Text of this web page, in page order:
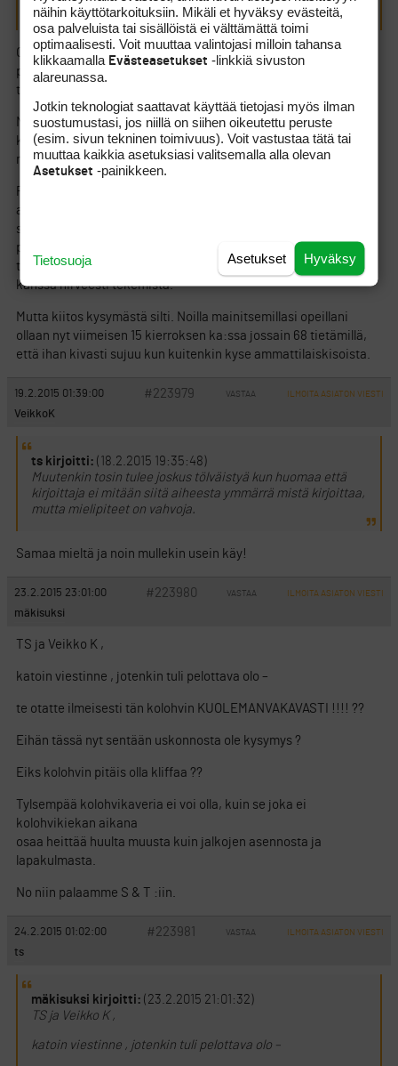
siitä vaan.
Onhan se varmaan joskus, mutta esim nyt ei ollut sinne
päinkään. Pahoittelut vaan että oikaisin totaalisen
tietämättömyytesi asiassa.
Muutenkin tosin tulee joskus tölväistyä kun huomaa että
kirjoittaja ei mitään siitä aiheesta ymmärrä mistä kirjoittaa,
mutta mielipiteet on vahvoja.
Pahimmillaan joku vanha ihminen saattaa jo sotkea totaalisesti
aisoita, kuten vaikkapa jonkun mittalaitteen ja sitten insinöörin
suunnitteleman uuden swingin, jolla ei kukaan pysty hyvin
pelaamaan. Pahimmillaan sotkee sitten vielä S&T:n tuohon
tönkköjalkaiseen vasaraswingiin, jolla silläkään ei ole golfin
kanssa hirveesti tekemistä.
Mutta kiitos kysymästä silti. Noilla mainitsemillasi opeillani
ollaan nyt viimeisen 15 kierroksen ka:ssa jossain 68 tietämillä,
että ihan kivasti sujuu kun kuitenkin kyse ammattilaiskisoista.
19.2.2015 01:39:00 #223979 VASTAA ILMOITA ASIATON VIESTI
VeikkoK
ts kirjoitti: (18.2.2015 19:35:48)
Muutenkin tosin tulee joskus tölväistyä kun huomaa että
kirjoittaja ei mitään siitä aiheesta ymmärrä mistä kirjoittaa,
mutta mielipiteet on vahvoja.
Samaa mieltä ja noin mullekin usein käy!
23.2.2015 23:01:00 #223980 VASTAA ILMOITA ASIATON VIESTI
mäkisuksi
TS ja Veikko K ,
katoin viestinne , jotenkin tuli pelottava olo –
te otatte ilmeisesti tän kolohvin KUOLEMANVAKAVASTI !!!! ??
Eihän tässä nyt sentään uskonnosta ole kysymys ?
Eiks kolohvin pitäis olla kliffaa ??
Tylsempää kolohvikaveria ei voi olla, kuin se joka ei
kolohvikiekan aikana
osaa heittää huulta muusta kuin jalkojen asennosta ja
lapakulmasta.
No niin palaamme S & T :iin.
24.2.2015 01:02:00 #223981 VASTAA ILMOITA ASIATON VIESTI
ts
mäkisuksi kirjoitti: (23.2.2015 21:01:32)
TS ja Veikko K ,
katoin viestinne , jotenkin tuli pelottava olo –
näihin käyttötarkoituksiin. Mikäli et hyväksy evästeitä,
osa palveluista tai sisällöistä ei välttämättä toimi
optimaalisesti. Voit muuttaa valintojasi milloin tahansa
klikkaamalla Evästeasetukset -linkkiä sivuston
alareunassa.
Jotkin teknologiat saattavat käyttää tietojasi myös ilman
suostumustasi, jos niillä on siihen oikeutettu peruste
(esim. sivun tekninen toimivuus). Voit vastustaa tätä tai
muuttaa kaikkia asetuksiasi valitsemalla alla olevan
Asetukset -painikkeen.
Hyväksy
Asetukset
Tietosuoja